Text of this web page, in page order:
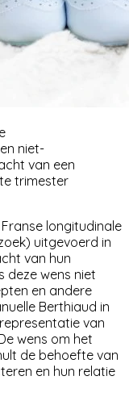
niet-
van een
trimester
longitudinale
uitgevoerd in
van hun
deze wens niet
en andere
Berthiaud in
van
wens om het
de behoefte van
en hun relatie